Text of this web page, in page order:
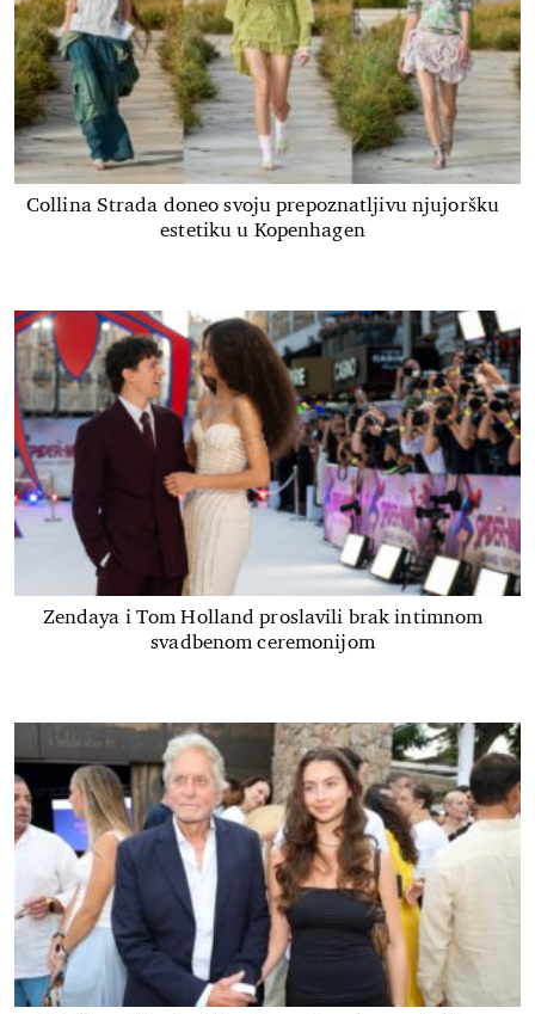
Collina Strada doneo svoju prepoznatljivu njujoršku
estetiku u Kopenhagen
Zendaya i Tom Holland proslavili brak intimnom
svadbenom ceremonijom